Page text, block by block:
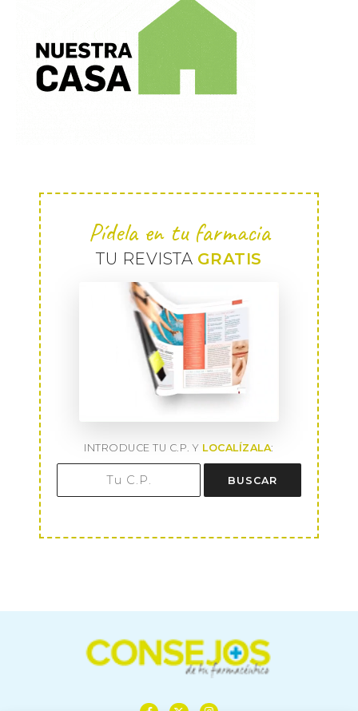
Pídela en tu farmacia
TU REVISTA GRATIS
INTRODUCE TU C.P. Y LOCALÍZALA:
BUSCAR